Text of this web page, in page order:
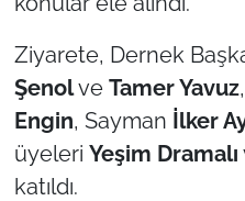
Ziyarete, Dernek
Şenolve Tamer Yavuz
Engin, Sayman İlker
üyeleri Yeşim Dramalı
katıldı.
Bölge
Güvenlik
Genel